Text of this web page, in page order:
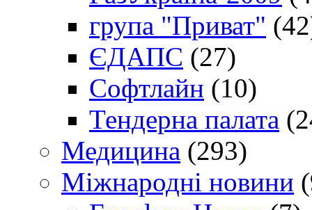
група "Приват"
ЄДАПС (27)
Софтлайн (10)
Тендерна палата
Медицина (293)
Міжнародні новини